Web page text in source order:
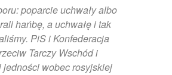
poparcie uchwały albo
hańbę, a uchwałę i tak
PiS i Konfederacja
Tarczy Wschód i
jedności wobec rosyjskiej